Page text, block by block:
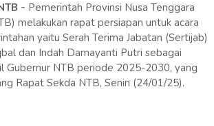
- Pemerintah Provinsi Nusa Tenggara
melakukan rapat persiapan untuk acara
yaitu Serah Terima Jabatan (Sertijab)
dan Indah Damayanti Putri sebagai
Gubernur NTB periode 2025-2030, yang
Rapat Sekda NTB, Senin (24/01/25).